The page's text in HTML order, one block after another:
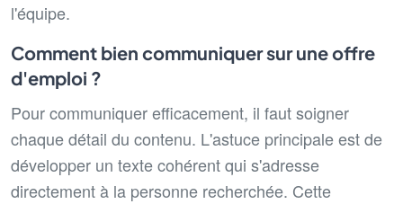
l'équipe.
Comment bien communiquer sur une offre
d'emploi ?
Pour communiquer efficacement, il faut soigner
chaque détail du contenu. L'astuce principale est de
développer un texte cohérent qui s'adresse
directement à la personne recherchée. Cette